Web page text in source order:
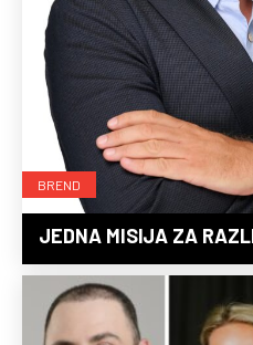
BREND
JEDNA MISIJA ZA